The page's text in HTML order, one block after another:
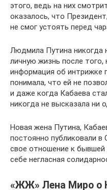
этого, ведь на них
оказалось, что
не смог устоять перед
Людмила Путина никогда
личную жизнь после
информация об
понимала, что ей не
и даже когда Кабаева
никогда не высказала ни
Новая жена Путина,
постоянно публиковали
свое отношение к бывшей
себе негласная
«ЖЖ» Лена Миро о